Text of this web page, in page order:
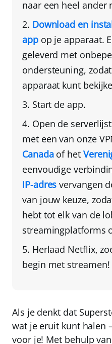
naar een heel ander
Download en
appop je apparaat.
geleverd met
ondersteuning,
apparaat kunt
Start de app.
Open de
met een van onze
Canadaof het
eenvoudige
IP-adres vervangen
van jouw keuze,
hebt tot elk van de
streamingplatforms
Herlaad Netflix,
begin met streamen!
Als je denkt dat
wat je eruit kunt halen
voor je! Met behulp